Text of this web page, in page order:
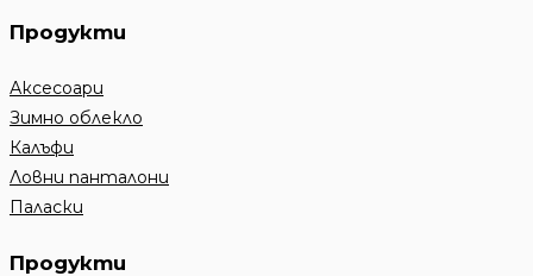
Продукти
Аксесоари
Зимно облекло
Калъфи
Ловни панталони
Паласки
Продукти